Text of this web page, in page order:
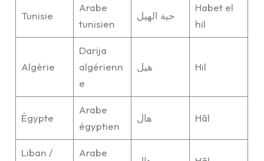
Tunisie
Arabe
tunisien
حبة الهيل
Habet el
hil
Algérie
Darija
algérienn
e
هيل Hil
Égypte
Arabe
égyptien
هال Hāl
Liban /
Arabe